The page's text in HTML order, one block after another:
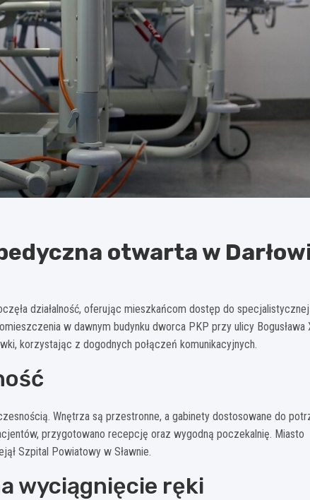
otwarta w
działalność, oferując mieszkańcom dostęp do specjalistycznej
w dawnym budynku dworca PKP przy ulicy Bogusława
korzystając z dogodnych połączeń komunikacyjnych.
Wnętrza są przestronne, a gabinety dostosowane do
przygotowano recepcję oraz wygodną poczekalnię. Miasto
Szpital Powiatowy w Sławnie.
wyciągnięcie ręki